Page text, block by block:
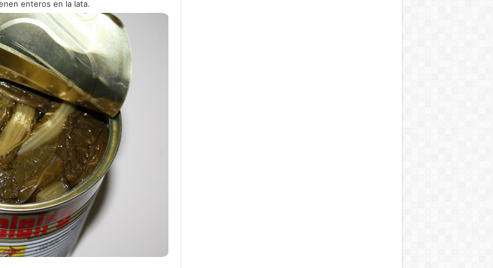
enteros en la lata.